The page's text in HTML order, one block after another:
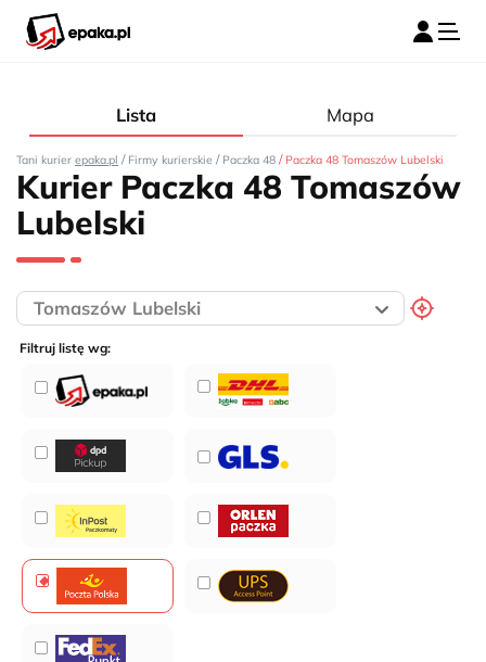
Lista Mapa
Tani kurier epaka.pl / Firmy kurierskie / Paczka 48 / Paczka 48 Tomaszów Lubelski
Kurier Paczka 48 Tomaszów
Lubelski
Filtruj listę wg: